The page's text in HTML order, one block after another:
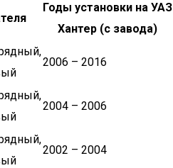
Годы установки на УАЗ
Хантер (с завода)
2006 – 2016
2004 – 2006
2002 – 2004